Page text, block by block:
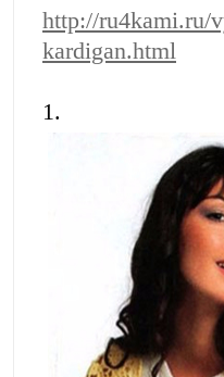
http://ru4kami.ru/
kardigan.html
1.